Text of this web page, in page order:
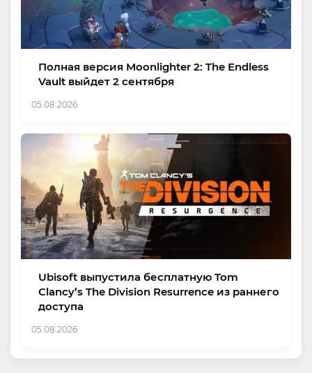
Полная версия Moonlighter 2: The Endless
Vault выйдет 2 сентября
05.08.2026
Ubisoft выпустила бесплатную Tom
Clancy’s The Division Resurrence из раннего
доступа
05.08.2026